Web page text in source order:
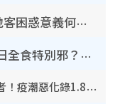
香港山邊鐵閘邊門大開？內地客困惑意義何在！網民神回覆：呢種叫法理性防禦
鬼門開2026｜農曆七月撞正日全食特別邪？專家警告切忌做一事！揭4大禁忌+2招保平安
奪命寄生蟲｜食生菜狂瀉首現死者！疫潮惡化錄1.8萬宗病例 揭洗菜3大謬誤